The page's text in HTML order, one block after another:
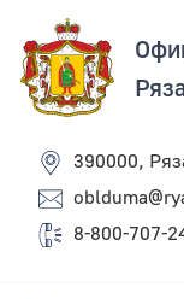
390000,
8-800-707-